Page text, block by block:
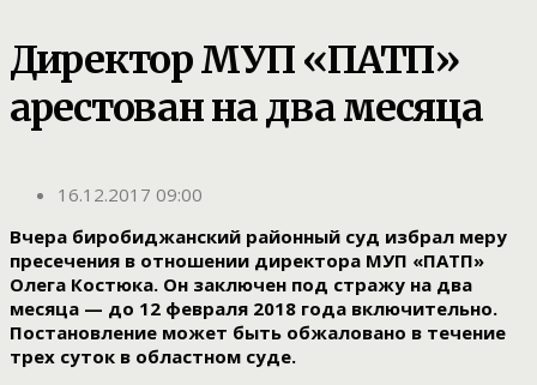
Директор МУП «ПАТП»
арестован на два месяца
16.12.2017 09:00
Вчера биробиджанский районный суд избрал меру
пресечения в отношении директора МУП «ПАТП»
Олега Костюка. Он заключен под стражу на два
месяца — до 12 февраля 2018 года включительно.
Постановление может быть обжаловано в течение
трех суток в областном суде.